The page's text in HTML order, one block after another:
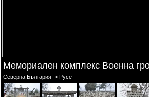
Мемориален комплекс Военна
Северна България -> Русе